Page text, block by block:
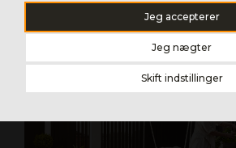
Jeg accepterer
Jeg nægter
Skift indstillinger